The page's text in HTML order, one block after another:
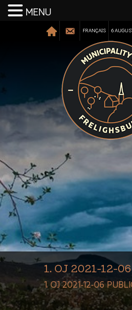
FRANÇAIS 6
1. OJ 2021-12-
1. OJ 2021-12-06
MENU